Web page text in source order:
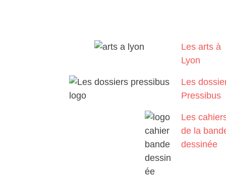
Les arts à
Lyon
Les
Pressibus
Les
de la
dessinée